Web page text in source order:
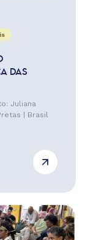
DAS
Juliana
| Brasil